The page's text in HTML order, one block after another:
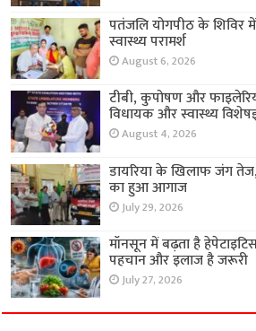
पतंजलि योगपीठ के शिविर
स्वास्थ्य परामर्श
August 6, 2026
टीबी, कुपोषण और
विधायक और स्वास्थ्य
August 4, 2026
डायरिया के खिलाफ जंग तेज,
का हुआ आगाज
July 29, 2026
मॉनसून में बढ़ता है
पहचान और इलाज है जरूरी
July 27, 2026